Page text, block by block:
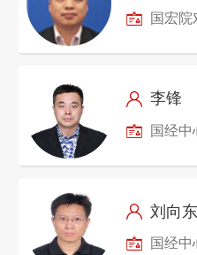
国宏院
李锋
国经中
刘向东
国经中